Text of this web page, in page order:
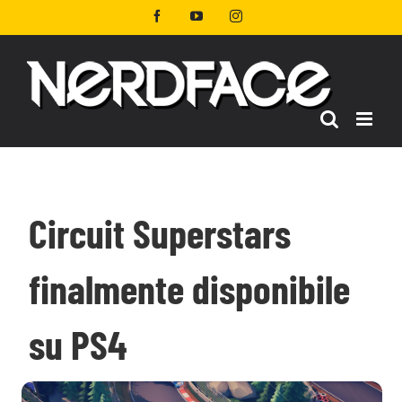
al
FacebookYouTubeInstagram
Circuit Superstars
finalmente disponibile
su PS4